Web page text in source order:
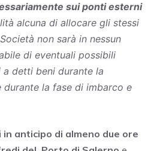
sui ponti esterni
alcuna di allocare gli stessi
non sarà in nessun
di eventuali possibili
a detti beni durante la
durante la fase di imbarco e
in anticipo di almeno due ore